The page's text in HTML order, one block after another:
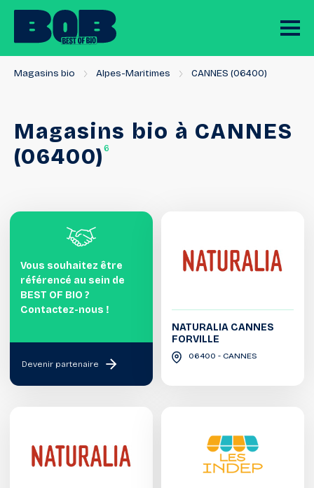
Magasins bio Alpes-Maritimes CANNES (06400)
Magasins bio à CANNES
(06400) 6
Vous souhaitez être
référencé au sein de
BEST OF BIO ?
Contactez-nous !
Devenir partenaire
NATURALIA CANNES
FORVILLE
06400 - CANNES